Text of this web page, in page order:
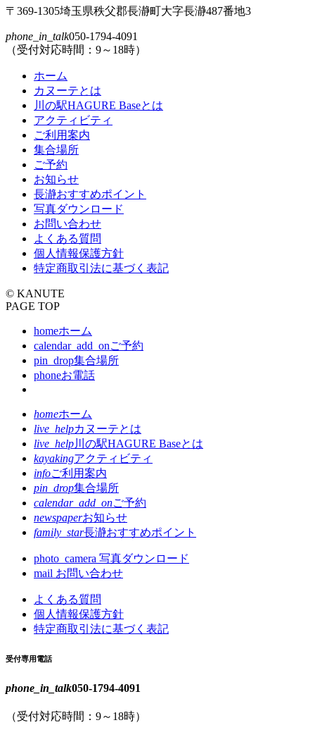
〒369-1305埼玉県秩父郡長瀞町大字長瀞487番地3
phone_in_talk050-1794-4091
（受付対応時間：9～18時）
ホーム
カヌーテとは
川の駅HAGURE Baseとは
アクティビティ
ご利用案内
集合場所
ご予約
お知らせ
長瀞おすすめポイント
写真ダウンロード
お問い合わせ
よくある質問
個人情報保護方針
特定商取引法に基づく表記
© KANUTE
PAGE TOP
homeホーム
calendar_add_onご予約
pin_drop集合場所
phoneお電話
homeホーム
live_helpカヌーテとは
live_help川の駅HAGURE Baseとは
kayakingアクティビティ
infoご利用案内
pin_drop集合場所
calendar_add_onご予約
newspaperお知らせ
family_star長瀞おすすめポイント
photo_camera 写真ダウンロード
mail お問い合わせ
よくある質問
個人情報保護方針
特定商取引法に基づく表記
受付専用電話
phone_in_talk050-1794-4091
（受付対応時間：9～18時）